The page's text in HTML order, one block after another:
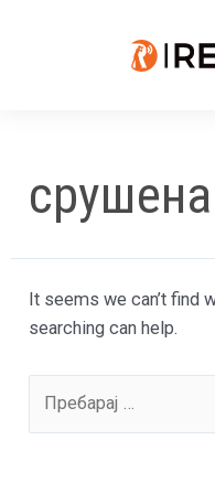
срушена
It seems we can’t find
searching can help.